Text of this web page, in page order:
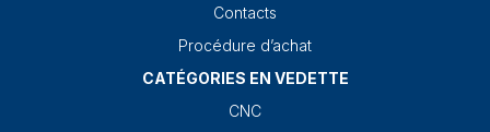
Contacts
Procédure d’achat
CATÉGORIES EN VEDETTE
CNC